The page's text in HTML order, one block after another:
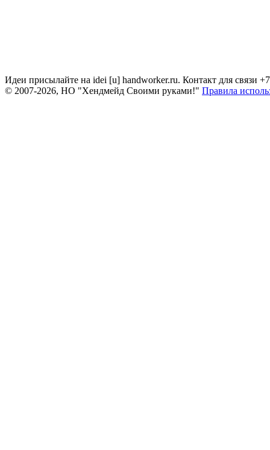
Идеи присылайте на idei [u] handworker.ru. Контакт для связи
© 2007-2026, НО "Хендмейд Своими руками!" Правила